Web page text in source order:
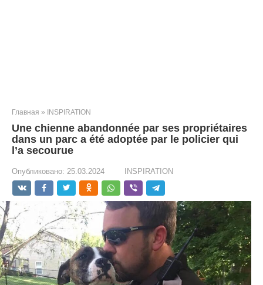
Главная » INSPIRATION
Une chienne abandonnée par ses propriétaires
dans un parc a été adoptée par le policier qui
l’a secourue
Опубликовано: 25.03.2024 INSPIRATION